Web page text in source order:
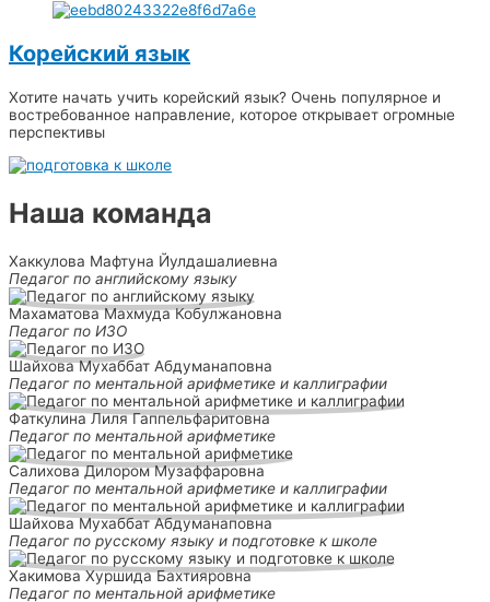
Корейский язык
Хотите начать учить корейский язык? Очень популярное и
востребованное направление, которое открывает огромные
перспективы
Наша команда
Хаккулова Мафтуна Йулдашалиевна
Педагог по английскому языку
Махаматова Махмуда Кобулжановна
Педагог по ИЗО
Шайхова Мухаббат Абдуманаповна
Педагог по ментальной арифметике и каллиграфии
Фаткулина Лиля Гаппельфаритовна
Педагог по ментальной арифметике
Салихова Дилором Музаффаровна
Педагог по ментальной арифметике и каллиграфии
Шайхова Мухаббат Абдуманаповна
Педагог по русскому языку и подготовке к школе
Хакимова Хуршида Бахтияровна
Педагог по ментальной арифметике